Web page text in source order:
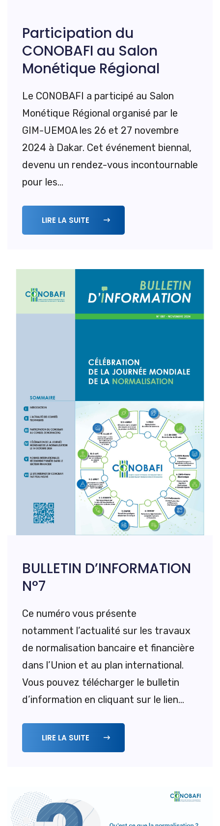
Participation du
CONOBAFI au Salon
Monétique Régional
Le CONOBAFI a participé au Salon
Monétique Régional organisé par le
GIM-UEMOA les 26 et 27 novembre
2024 à Dakar. Cet événement biennal,
devenu un rendez-vous incontournable
pour les...
LIRE LA SUITE
BULLETIN D’INFORMATION
N°7
Ce numéro vous présente
notamment l’actualité sur les travaux
de normalisation bancaire et financière
dans l’Union et au plan international.
Vous pouvez télécharger le bulletin
d’information en cliquant sur le lien...
LIRE LA SUITE